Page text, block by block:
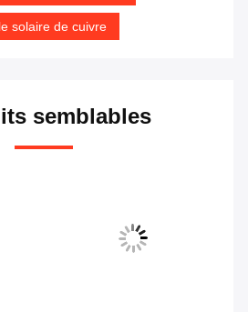
solaire de cuivre
semblables